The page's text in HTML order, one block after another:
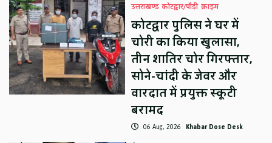
उत्तराखण्ड कोटद्वार/पौड़ी क्राइम
कोटद्वार पुलिस ने घर में
चोरी का किया खुलासा,
तीन शातिर चोर गिरफ्तार,
सोने-चांदी के जेवर और
वारदात में प्रयुक्त स्कूटी
बरामद
06 Aug, 2026 Khabar Dose Desk